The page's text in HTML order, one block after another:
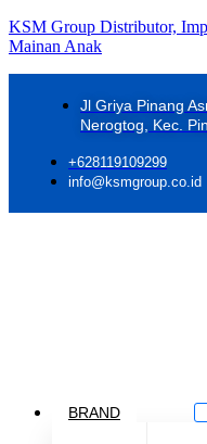
KSM Group Distributor,
Mainan Anak
Jl Griya Pinang
Nerogtog, Kec.
+628119109299
info@ksmgroup.co.id
BRAND